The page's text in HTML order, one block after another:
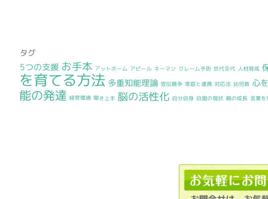
タグ
5つの支援 お手本 アットホーム アピール キーマン クレーム予防 世代交代 人材育成
を育てる方法 多重知能理論 宣伝競争 家庭と連携 対応法 幼児数 心
能の発達 経営環境 聞き上手 脳の活性化 自分自身 自園の現状 親の成長 言葉を